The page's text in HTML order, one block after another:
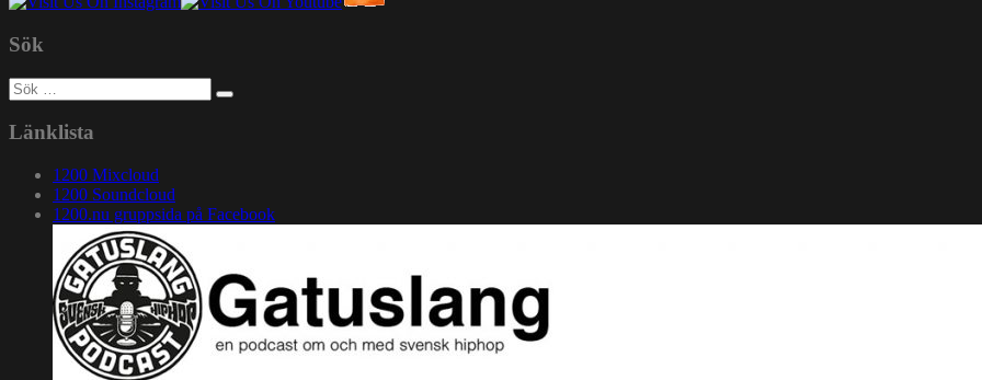
Sök
Sök
efter:
Länklista
1200 Mixcloud
1200 Soundcloud
1200.nu gruppsida på Facebook